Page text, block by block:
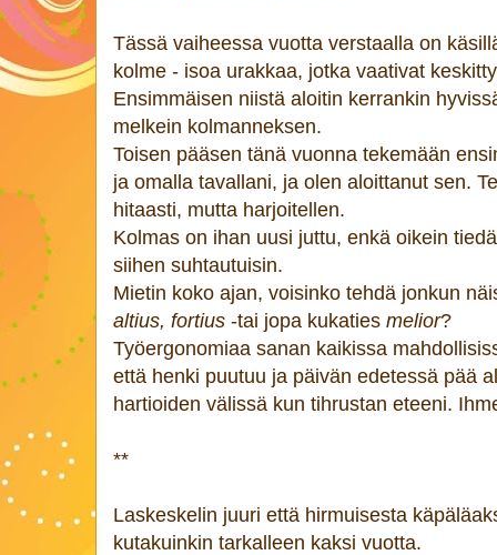
Tässä vaiheessa vuotta verstaalla on
kolme - isoa urakkaa, jotka vaativat
Ensimmäisen niistä aloitin kerrankin
melkein kolmanneksen.
Toisen pääsen tänä vuonna tekemään
ja omalla tavallani, ja olen aloittanut sen.
hitaasti, mutta harjoitellen.
Kolmas on ihan uusi juttu, enkä oikein
siihen suhtautuisin.
Mietin koko ajan, voisinko tehdä jonkun
altius, fortius -tai jopa kukaties melior?
Työergonomiaa sanan kaikissa
että henki puutuu ja päivän edetessä pää
hartioiden välissä kun tihrustan eteeni.
**
Laskeskelin juuri että hirmuisesta
kutakuinkin tarkalleen kaksi vuotta.